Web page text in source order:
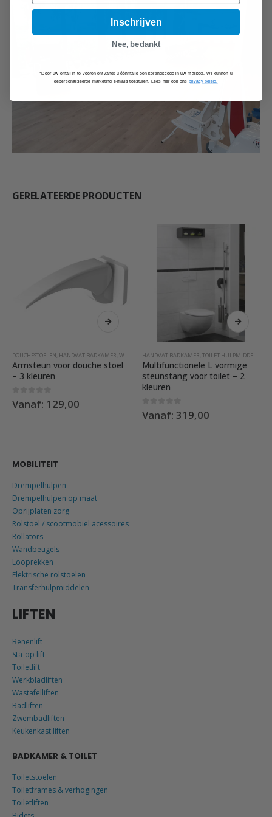
GERELATEERDE PRODUCTEN
,TOILETSTEUNEN,WANDBEUGELS
HANDVAT BADKAMER,OUTLET SALE,TOILETBEUGEL TOILETSTEUNEN,WANDBEUGELS
Dit product heeft meerdere variaties. Deze optie kan gekozen worden op de productpagina
DOUCHESTOELEN, HANDVAT BADKAMER,WANDBEUGELS
Armsteun voor douche stoel
– 3 kleuren
0 out of 5
Vanaf: 129,00
HANDVAT BADKAMER,TOILET HULPMIDDELEN
Multifunctionele L vormige
steunstang voor toilet – 2
kleuren
0 out of 5
Vanaf: 319,00
MOBILITEIT
Drempelhulpen
Drempelhulpen op maat
Oprijplaten zorg
Rolstoel / scootmobiel acessoires
Rollators
Wandbeugels
Looprekken
Elektrische rolstoelen
Transferhulpmiddelen
LIFTEN
Benenlift
Sta-op lift
Toiletlift
Werkbladliften
Wastafelliften
Badliften
Zwembadliften
Keukenkast liften
BADKAMER & TOILET
Toiletstoelen
Toiletframes & verhogingen
Toiletliften
Inschrijven
Nee, bedankt
*Door uw email in te voeren ontvangt u éénmalig een kortingscode in uw mailbox. Wij kunnen u
gepersonaliseerde marketing e-mails toesturen. Lees hier ook ons privacy beleid.